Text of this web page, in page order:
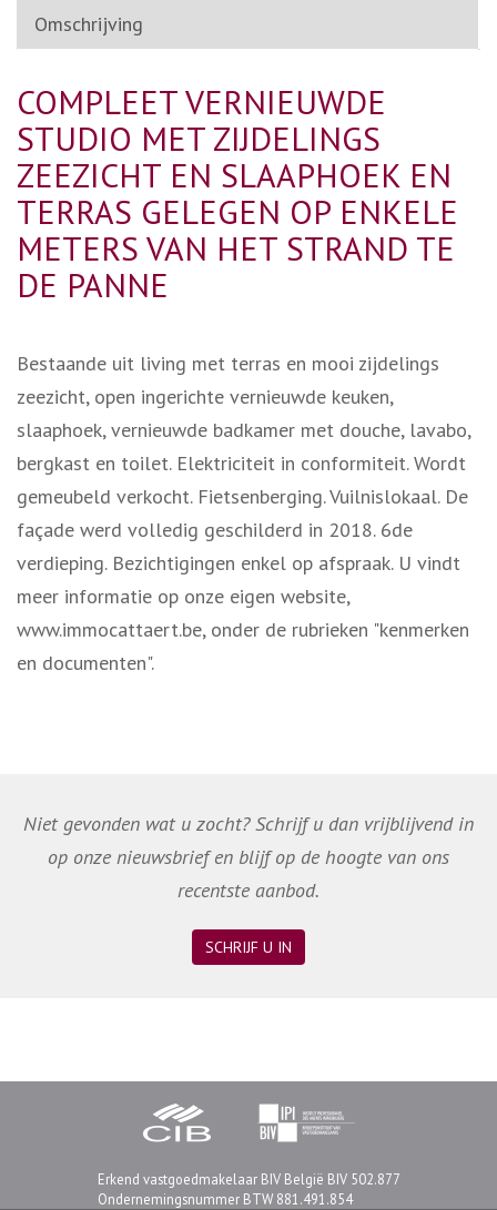
Omschrijving
COMPLEET VERNIEUWDE
STUDIO MET ZIJDELINGS
ZEEZICHT EN SLAAPHOEK EN
TERRAS GELEGEN OP ENKELE
METERS VAN HET STRAND TE
DE PANNE
Bestaande uit living met terras en mooi zijdelings
zeezicht, open ingerichte vernieuwde keuken,
slaaphoek, vernieuwde badkamer met douche, lavabo,
bergkast en toilet. Elektriciteit in conformiteit. Wordt
gemeubeld verkocht. Fietsenberging. Vuilnislokaal. De
façade werd volledig geschilderd in 2018. 6de
verdieping. Bezichtigingen enkel op afspraak. U vindt
meer informatie op onze eigen website,
www.immocattaert.be, onder de rubrieken "kenmerken
en documenten".
Niet gevonden wat u zocht? Schrijf u dan vrijblijvend in
op onze nieuwsbrief en blijf op de hoogte van ons
recentste aanbod.
SCHRIJF U IN
Erkend vastgoedmakelaar BIV België BIV 502.877
Ondernemingsnummer BTW 881.491.854